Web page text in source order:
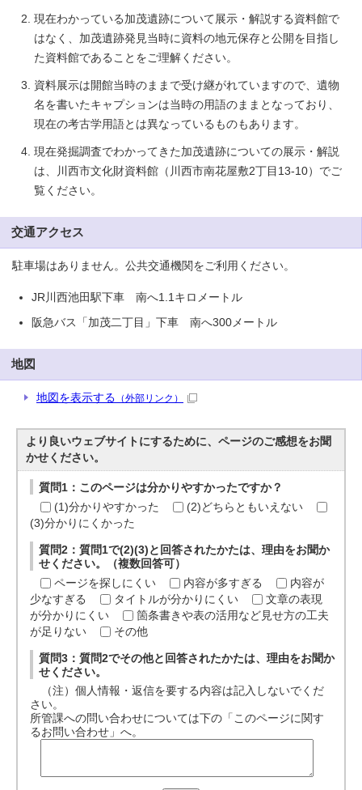
現在わかっている加茂遺跡について展示・解説する資料館で
はなく、加茂遺跡発見当時に資料の地元保存と公開を目指し
た資料館であることをご理解ください。
資料展示は開館当時のままで受け継がれていますので、遺物
名を書いたキャプションは当時の用語のままとなっており、
現在の考古学用語とは異なっているものもあります。
現在発掘調査でわかってきた加茂遺跡についての展示・解説
は、川西市文化財資料館（川西市南花屋敷2丁目13-10）でご
覧ください。
交通アクセス
駐車場はありません。公共交通機関をご利用ください。
JR川西池田駅下車 南へ1.1キロメートル
阪急バス「加茂二丁目」下車 南へ300メートル
地図
地図を表示する （外部リンク）
より良いウェブサイトにするために、ページのご感想をお聞
かせください。
質問1：このページは分かりやすかったですか？
(1)分かりやすかった
(2)どちらともいえない
(3)分かりにくかった
質問2：質問1で(2)(3)と回答されたかたは、理由をお聞か
せください。（複数回答可）
ページを探しにくい
内容が多すぎる
内容が
少なすぎる
タイトルが分かりにくい
文章の表現
が分かりにくい
箇条書きや表の活用など見せ方の工夫
が足りない
その他
質問3：質問2でその他と回答されたかたは、理由をお聞か
せください。
（注）個人情報・返信を要する内容は記入しないでくだ
さい。
所管課への問い合わせについては下の「このページに関す
るお問い合わせ」へ。